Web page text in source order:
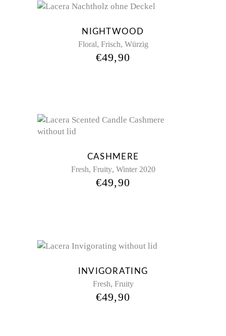
NIGHTWOOD
Floral, Frisch, Würzig
€49,90
CASHMERE
Fresh, Fruity, Winter 2020
€49,90
INVIGORATING
Fresh, Fruity
€49,90